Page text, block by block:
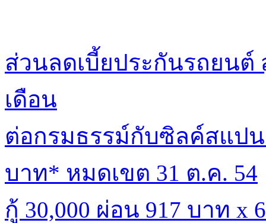
ส่วนลดเบี้ยประกันรถยนต์
เดือน
ต่อกรมธรรม์กับซิลค์สแป
บาท* หมดเขต 31 ต.ค. 54
กู้ 30,000 ผ่อน 917 บาท x